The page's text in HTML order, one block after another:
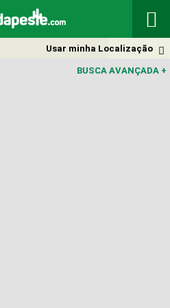


Usar minha Localização
BUSCA AVANÇADA +